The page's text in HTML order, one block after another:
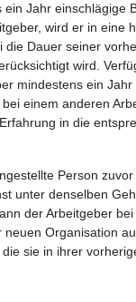
ein Jahr einschlägige
wird er in eine
die Dauer seiner
wird.
mindestens ein Jahr
einem anderen
in die
Person zuvor
unter denselben
der Arbeitgeber
neuen Organisation
sie in ihrer